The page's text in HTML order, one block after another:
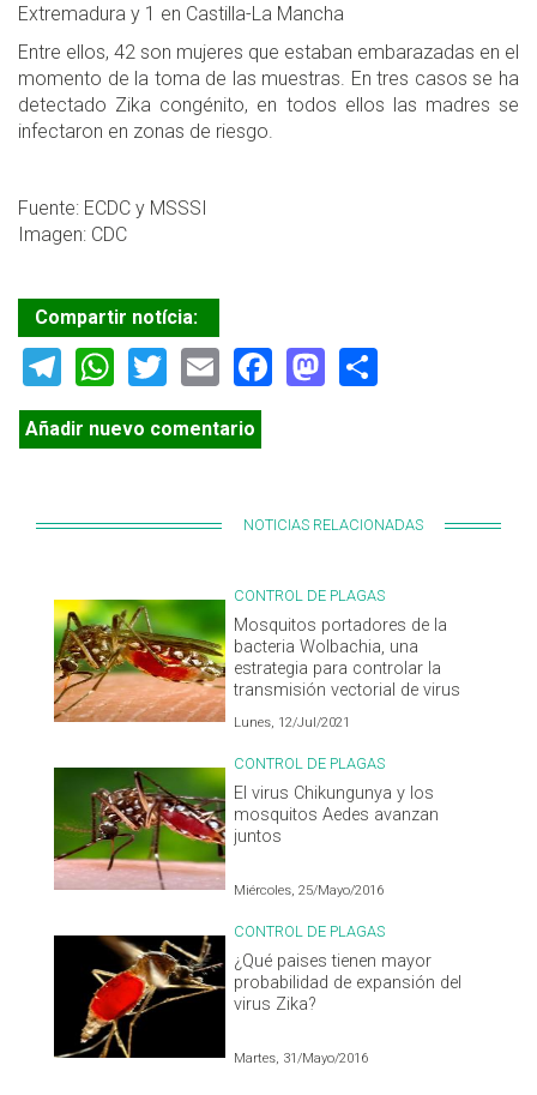
Extremadura y 1 en Castilla-La Mancha
Entre ellos, 42 son mujeres que estaban embarazadas en el
momento de la toma de las muestras. En tres casos se ha
detectado Zika congénito, en todos ellos las madres se
infectaron en zonas de riesgo.
Fuente: ECDC y MSSSI
Imagen: CDC
Compartir notícia:
Telegram
WhatsApp
TwitterEmailFacebook
Mastodon
Añadir nuevo comentario
NOTICIAS RELACIONADAS
CONTROL DE PLAGAS
Mosquitos portadores de la
bacteria Wolbachia, una
estrategia para controlar la
transmisión vectorial de virus
Lunes, 12/Jul/2021
CONTROL DE PLAGAS
El virus Chikungunya y los
mosquitos Aedes avanzan
juntos
Miércoles, 25/Mayo/2016
CONTROL DE PLAGAS
¿Qué paises tienen mayor
probabilidad de expansión del
virus Zika?
Martes, 31/Mayo/2016